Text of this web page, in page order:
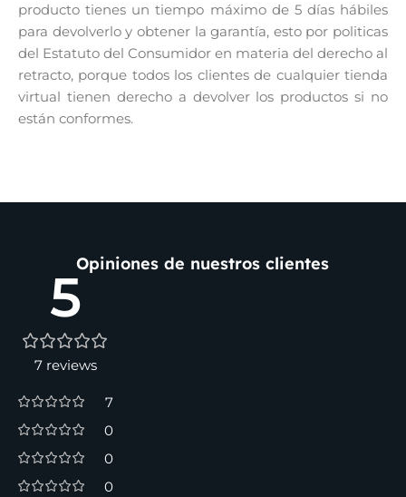
producto tienes un tiempo máximo de 5 días hábiles
para devolverlo y obtener la garantía, esto por politicas
del Estatuto del Consumidor en materia del derecho al
retracto, porque todos los clientes de cualquier tienda
virtual tienen derecho a devolver los productos si no
están conformes.
Opiniones de nuestros clientes
5
7 reviews
7
0
0
0